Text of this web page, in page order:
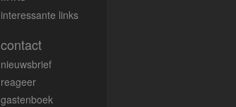
interessante links
contact
nieuwsbrief
reageer
gastenboek